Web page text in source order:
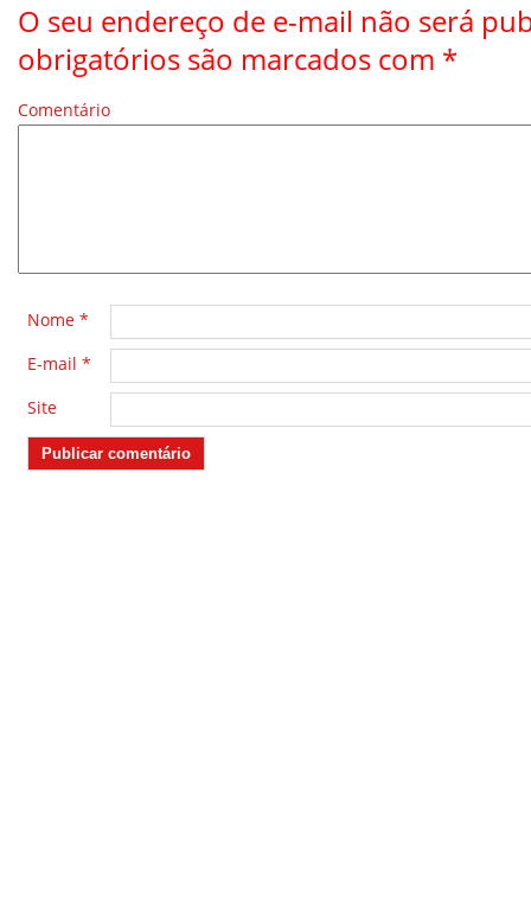
O seu endereço de e-mail não será
obrigatórios são marcados com *
Comentário
Nome *
E-mail *
Site